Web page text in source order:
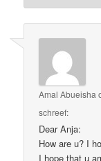
Amal Abueisha
schreef:
Dear Anja:
How are u? I
I hope that u